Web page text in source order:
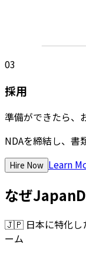
03
採用
準備ができたら、
NDAを締結し、書
Hire Now Learn
なぜ
🇯🇵 日本に特化
ーム